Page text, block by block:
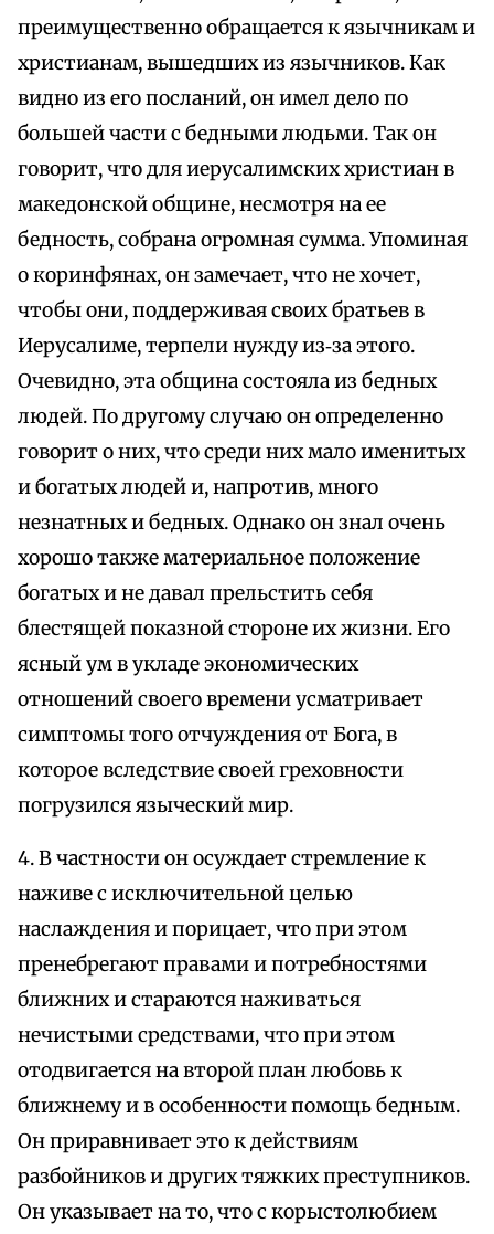
преимущественно обращается к язычникам и
христианам, вышедших из язычников. Как
видно из его посланий, он имел дело по
большей части с бедными людьми. Так он
говорит, что для иерусалимских христиан в
македонской общине, несмотря на ее
бедность, собрана огромная сумма. Упоминая
о коринфянах, он замечает, что не хочет,
чтобы они, поддерживая своих братьев в
Иерусалиме, терпели нужду из‑за этого.
Очевидно, эта община состояла из бедных
людей. По другому случаю он определенно
говорит о них, что среди них мало именитых
и богатых людей и, напротив, много
незнатных и бедных. Однако он знал очень
хорошо также материальное положение
богатых и не давал прельстить себя
блестящей показной стороне их жизни. Его
ясный ум в укладе экономических
отношений своего времени усматривает
симптомы того отчуждения от Бога, в
которое вследствие своей греховности
погрузился языческий мир.
4. В частности он осуждает стремление к
наживе с исключительной целью
наслаждения и порицает, что при этом
пренебрегают правами и потребностями
ближних и стараются наживаться
нечистыми средствами, что при этом
отодвигается на второй план любовь к
ближнему и в особенности помощь бедным.
Он приравнивает это к действиям
разбойников и других тяжких преступников.
Он указывает на то, что с корыстолюбием